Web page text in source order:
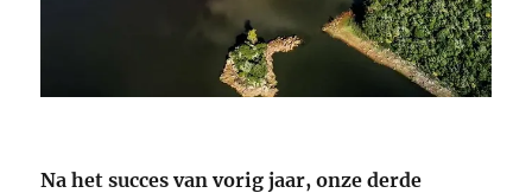
Na het succes van vorig jaar, onze derde